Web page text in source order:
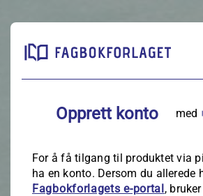
Opprett konto med
For å få tilgang til produktet via
ha en konto. Dersom du allerede
Fagbokforlagets e‑portal,